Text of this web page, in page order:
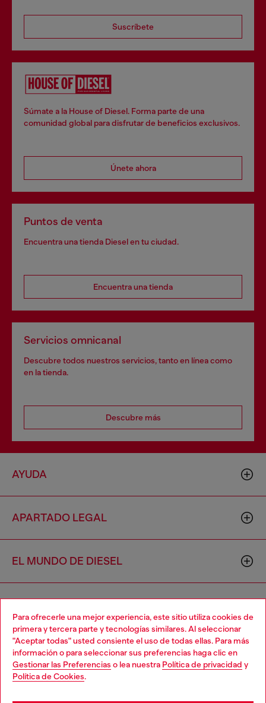
Para ofrecerle una mejor experiencia, este sitio utiliza cookies de
primera y tercera parte y tecnologías similares. Al seleccionar
"Aceptar todas" usted consiente el uso de todas ellas. Para más
información o para seleccionar sus preferencias haga clic en
Gestionar las Preferencias o lea nuestra Política de privacidad y
Política de Cookies.
Suscríbete
Súmate a la House of Diesel. Forma parte de una
comunidad global para disfrutar de beneficios exclusivos.
Únete ahora
Puntos de venta
Encuentra una tienda Diesel en tu ciudad.
Encuentra una tienda
Servicios omnicanal
Descubre todos nuestros servicios, tanto en línea como
en la tienda.
Descubre más
AYUDA
APARTADO LEGAL
EL MUNDO DE DIESEL
Country: MX Language: ES
Choose your location
You are currently browsing México website, but it seems you
may be based in United States